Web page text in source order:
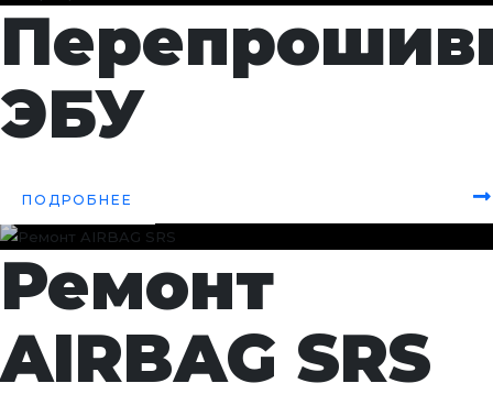
ЭБУ
ПОДРОБНЕЕ
Ремонт
AIRBAG SRS